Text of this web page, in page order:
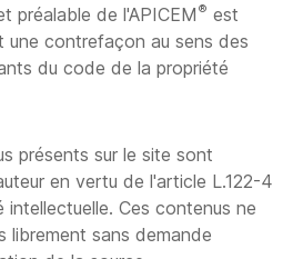
préalable de l'APICEM ® est
contrefaçon au sens des
du code de la propriété
présents sur le site sont
en vertu de l'article L.122-4
Ces contenus ne
librement sans demande